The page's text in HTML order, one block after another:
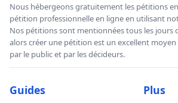
Nous hébergeons gratuitement les pétitions
pétition professionnelle en ligne en utilisant
Nos pétitions sont mentionnées tous les jours
alors créer une pétition est un excellent
par le public et par les décideurs.
Guides Plus